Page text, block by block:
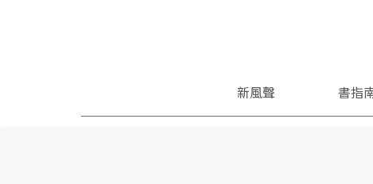
新風聲 書指